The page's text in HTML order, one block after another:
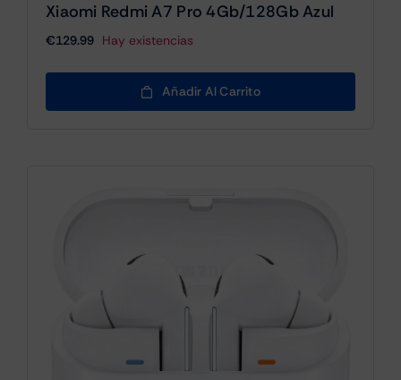
Xiaomi Redmi A7 Pro 4Gb/128Gb Azul
€129.99 Hay existencias
Añadir Al Carrito